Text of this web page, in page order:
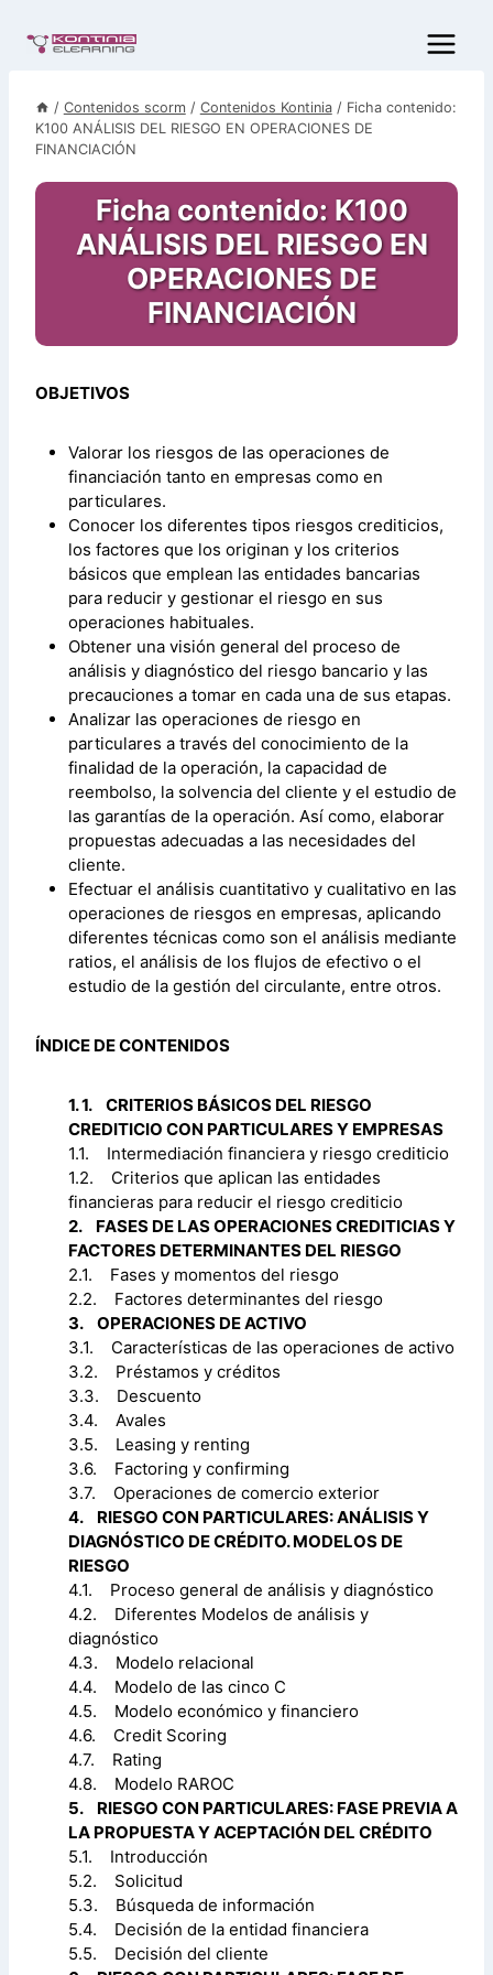
contenido
/ Contenidos scorm / Contenidos Kontinia / Ficha contenido:
K100 ANÁLISIS DEL RIESGO EN OPERACIONES DE
FINANCIACIÓN
Ficha contenido: K100
ANÁLISIS DEL RIESGO EN
OPERACIONES DE
FINANCIACIÓN
OBJETIVOS
Valorar los riesgos de las operaciones de
financiación tanto en empresas como en
particulares.
Conocer los diferentes tipos riesgos crediticios,
los factores que los originan y los criterios
básicos que emplean las entidades bancarias
para reducir y gestionar el riesgo en sus
operaciones habituales.
Obtener una visión general del proceso de
análisis y diagnóstico del riesgo bancario y las
precauciones a tomar en cada una de sus etapas.
Analizar las operaciones de riesgo en
particulares a través del conocimiento de la
finalidad de la operación, la capacidad de
reembolso, la solvencia del cliente y el estudio de
las garantías de la operación. Así como, elaborar
propuestas adecuadas a las necesidades del
cliente.
Efectuar el análisis cuantitativo y cualitativo en las
operaciones de riesgos en empresas, aplicando
diferentes técnicas como son el análisis mediante
ratios, el análisis de los flujos de efectivo o el
estudio de la gestión del circulante, entre otros.
ÍNDICE DE CONTENIDOS
1. 1. CRITERIOS BÁSICOS DEL RIESGO
CREDITICIO CON PARTICULARES Y EMPRESAS
1.1. Intermediación financiera y riesgo crediticio
1.2. Criterios que aplican las entidades
financieras para reducir el riesgo crediticio
2. FASES DE LAS OPERACIONES CREDITICIAS Y
FACTORES DETERMINANTES DEL RIESGO
2.1. Fases y momentos del riesgo
2.2. Factores determinantes del riesgo
3. OPERACIONES DE ACTIVO
3.1. Características de las operaciones de activo
3.2. Préstamos y créditos
3.3. Descuento
3.4. Avales
3.5. Leasing y renting
3.6. Factoring y confirming
3.7. Operaciones de comercio exterior
4. RIESGO CON PARTICULARES: ANÁLISIS Y
DIAGNÓSTICO DE CRÉDITO. MODELOS DE
RIESGO
4.1. Proceso general de análisis y diagnóstico
4.2. Diferentes Modelos de análisis y
diagnóstico
4.3. Modelo relacional
4.4. Modelo de las cinco C
4.5. Modelo económico y financiero
4.6. Credit Scoring
4.7. Rating
4.8. Modelo RAROC
5. RIESGO CON PARTICULARES: FASE PREVIA A
LA PROPUESTA Y ACEPTACIÓN DEL CRÉDITO
5.1. Introducción
5.2. Solicitud
5.3. Búsqueda de información
5.4. Decisión de la entidad financiera
5.5. Decisión del cliente